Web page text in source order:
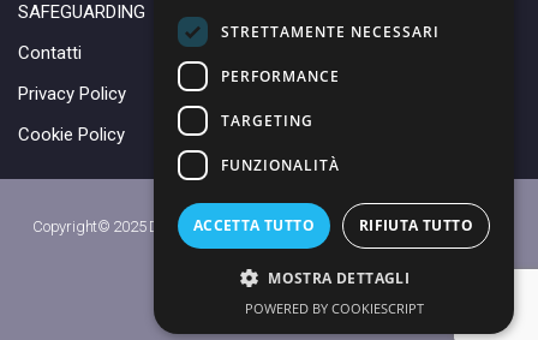
SAFEGUARDING
Contatti
Privacy Policy
Cookie Policy
Copyright© 2025 DANY BASKET QUARRATA S.S.D.A.R.L. -Privacy Policy
Made with ♥ by
STRETTAMENTE NECESSARI
PERFORMANCE
TARGETING
FUNZIONALITÀ
ACCETTA TUTTO RIFIUTA TUTTO
MOSTRA DETTAGLI
POWERED BY COOKIESCRIPT